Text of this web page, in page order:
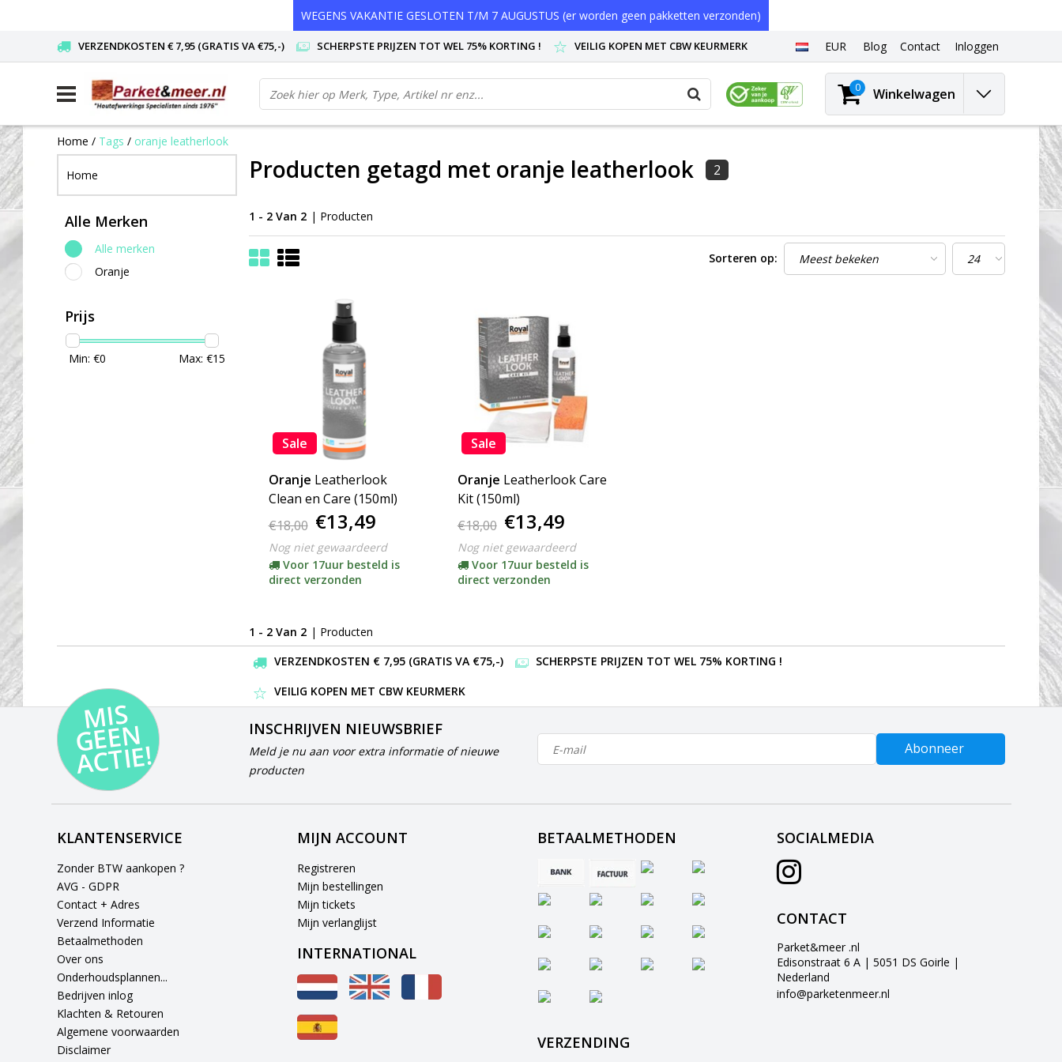
WEGENS VAKANTIE GESLOTEN T/M 7 AUGUSTUS (er worden geen pakketten verzonden)
VERZENDKOSTEN € 7,95 (GRATIS VA €75,-) SCHERPSTE PRIJZEN TOT WEL 75% KORTING ! VEILIG KOPEN MET CBW KEURMERK EUR Blog Contact Inloggen
0 Winkelwagen
Home / Tags / oranje leatherlook
Home
Alle Merken
Alle merken
Oranje
Prijs
Min: €0 Max: €15
Producten getagd met oranje leatherlook 2
1 - 2 Van 2 | Producten
Sorteren op:
Sale
Oranje Leatherlook
Clean en Care (150ml)
€18,00 €13,49
Nog niet gewaardeerd
Voor 17uur besteld is
direct verzonden
Sale
Oranje Leatherlook Care
Kit (150ml)
€18,00 €13,49
Nog niet gewaardeerd
Voor 17uur besteld is
direct verzonden
1 - 2 Van 2 | Producten
VERZENDKOSTEN € 7,95 (GRATIS VA €75,-)
SCHERPSTE PRIJZEN TOT WEL 75% KORTING !
VEILIG KOPEN MET CBW KEURMERK
MI
S
G
E
E
N
A
C
TI
E!
INSCHRIJVEN NIEUWSBRIEF
Meld je nu aan voor extra informatie of nieuwe
producten
Abonneer
KLANTENSERVICE
Zonder BTW aankopen ?
AVG - GDPR
Contact + Adres
Verzend Informatie
Betaalmethoden
Over ons
Onderhoudsplannen...
Bedrijven inlog
Klachten & Retouren
Algemene voorwaarden
Disclaimer
MIJN ACCOUNT
Registreren
Mijn bestellingen
Mijn tickets
Mijn verlanglijst
INTERNATIONAL
BETAALMETHODEN
VERZENDING
SOCIALMEDIA
CONTACT
Parket&meer .nl
Edisonstraat 6 A | 5051 DS Goirle |
Nederland
info@parketenmeer.nl